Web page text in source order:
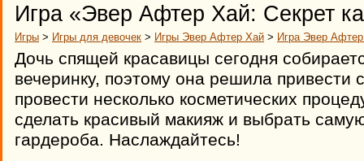
Игра «Эвер Афтер Хай: Секрет
Игры > Игры для девочек > Игры Эвер Афтер Хай > Игра Эвер
Дочь спящей красавицы сегодня
вечеринку, поэтому она решила привести
провести несколько косметических
сделать красивый макияж и выбрать
гардероба. Наслаждайтесь!